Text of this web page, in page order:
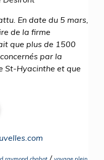
En date du 5 mars,
de la firme
que plus de 1500
par la
St-Hyacinthe et que